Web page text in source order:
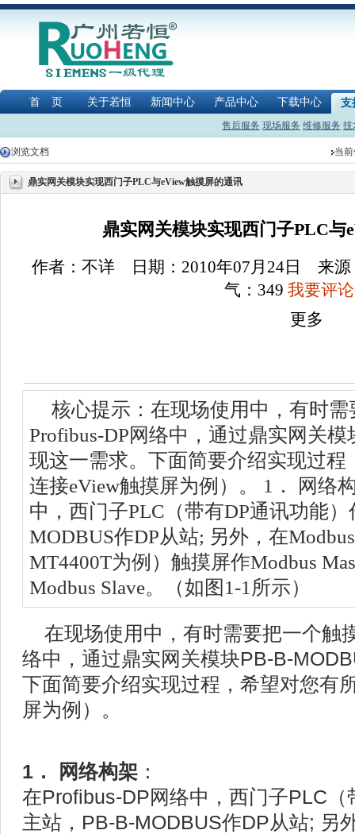
首 页 关于若恒 新闻中心 产品中心 下载中心 支
售后服务 现场服务 维修服务 技
浏览文档 当
鼎实网关模块实现西门子PLC与eView触摸屏的通讯
鼎实网关模块实现西门子PLC与
作者：不详 日期：2010年07月24日 来
气： 349 我要评
更多
核心提示：在现场使用中，有时
Profibus-DP网络中，通过鼎实网关
现这一需求。下面简要介绍实现过
连接eView触摸屏为例）。 1． 网络
中，西门子PLC（带有DP通讯功能）
MODBUS作DP从站; 另外，在
MT4400T为例）触摸屏作Modbus
Modbus Slave。（如图1-1所示）
在现场使用中，有时需要把一个触
络中，通过鼎实网关模块PB-B-
下面简要介绍实现过程，希望对您有
屏为例）。
1． 网络构架 ：
在Profibus-DP网络中，西门子PLC
主站，PB-B-MODBUS作DP从站; 另